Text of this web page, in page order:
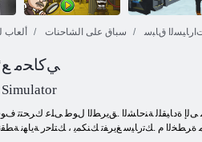
4 ﻕﺭﺎﺴﻟﺍ ﺏﻮﺑ
ألعاب سباق على الشاحنات ﻕﺎﺒﺳ
ﻲﻛﺎﺤﻣ
ﻡ .ﻚﺗﺭﺎﻴﺳ ﻎﻳﺮﻔﺗ ﻚﻨﻜﻤﻳ ، ﻚﺘﻠﺣﺭ ﺔﻳﺎﻬﻧ